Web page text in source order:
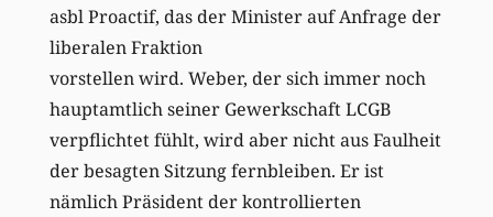
asbl Proactif, das der Minister auf Anfrage der
liberalen Fraktion
vorstellen wird. Weber, der sich immer noch
hauptamtlich seiner Gewerkschaft LCGB
verpflichtet fühlt, wird aber nicht aus Faulheit
der besagten Sitzung fernbleiben. Er ist
nämlich Präsident der kontrollierten